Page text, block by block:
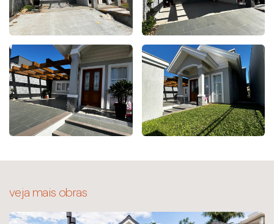
veja mais obras